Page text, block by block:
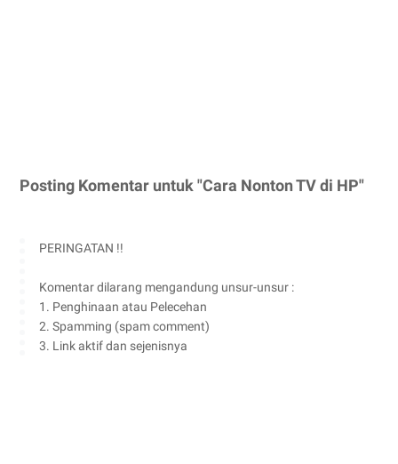
Posting Komentar untuk "Cara Nonton TV di HP"
PERINGATAN !!
Komentar dilarang mengandung unsur-unsur :
1. Penghinaan atau Pelecehan
2. Spamming (spam comment)
3. Link aktif dan sejenisnya